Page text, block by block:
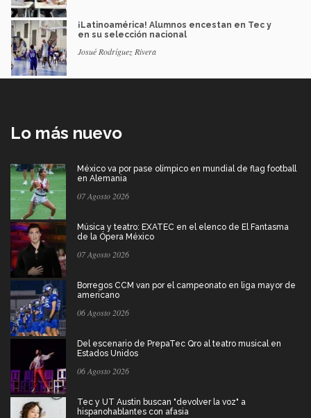
¡Latinoamérica! Alumnos encestan en Tec y
en su selección nacional
Josué Rodríguez Rivera
Lo más nuevo
México va por pase olímpico en mundial de flag football
en Alemania
07 Agosto 2026
Música y teatro: EXATEC en el elenco de El Fantasma
de la Ópera México
07 Agosto 2026
Borregos CCM van por el campeonato en liga mayor de
americano
06 Agosto 2026
Del escenario de PrepaTec Qro al teatro musical en
Estados Unidos
06 Agosto 2026
Tec y UT Austin buscan "devolver la voz" a
hispanohablantes con afasia